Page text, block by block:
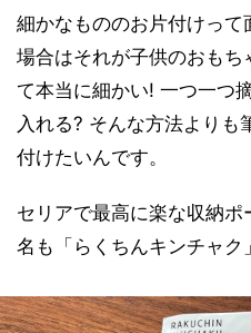
細かなもののお片付けっ
場合はそれが子供のおも
て本当に細かい! 一つ一つ
入れる? そんな方法よりも
付けたいんです。
セリアで最高に楽な収納
名も「らくちんキンチャク